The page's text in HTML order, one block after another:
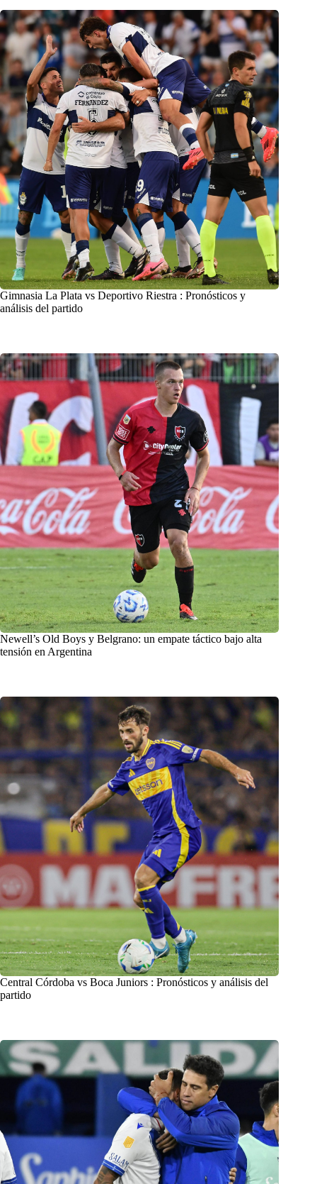
Gimnasia La Plata vs Deportivo Riestra : Pronósticos y
análisis del partido
Newell’s Old Boys y Belgrano: un empate táctico bajo alta
tensión en Argentina
Central Córdoba vs Boca Juniors : Pronósticos y análisis del
partido